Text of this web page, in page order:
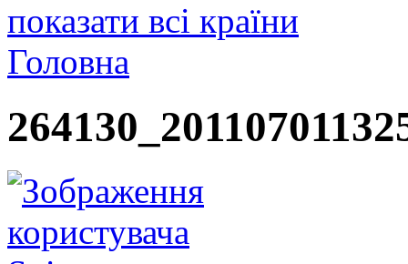
показати всі країни
Головна